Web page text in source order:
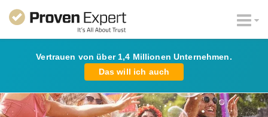
Vertrauen von über 1,4 Millionen Unternehmen.
Das will ich auch